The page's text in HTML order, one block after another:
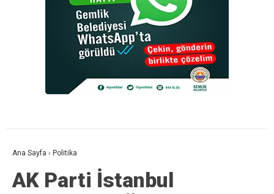
Ana Sayfa › Politika
AK Parti İstanbul